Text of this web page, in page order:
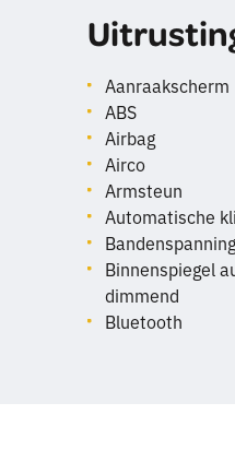
Aanraakscherm
ABS
Airbag
Airco
Armsteun
Automatische
Binnenspiegel
dimmend
Bluetooth